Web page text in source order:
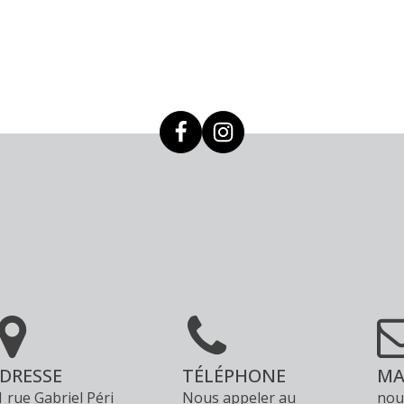
rue Gabriel Péri
TÉLÉPHONE
Nous appeler au